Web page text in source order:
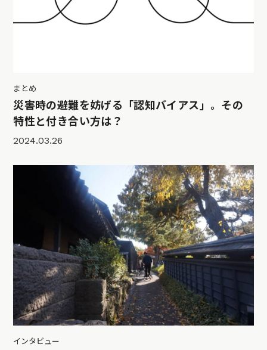
まとめ
災害時の避難を妨げる「認知バイアス」。その
特性と付き合い方は？
2024.03.26
インタビュー